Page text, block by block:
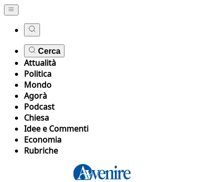
Cerca
Attualità
Politica
Mondo
Agorà
Podcast
Chiesa
Idee e Commenti
Economia
Rubriche